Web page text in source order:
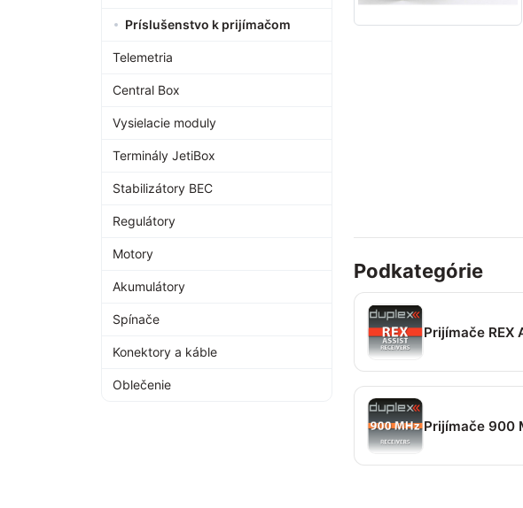
Príslušenstvo k prijímačom
Telemetria
Central Box
Vysielacie moduly
Terminály JetiBox
Stabilizátory BEC
Regulátory
Motory
Akumulátory
Spínače
Konektory a káble
Oblečenie
Podkategórie
Prijímače REX
Prijímače 900